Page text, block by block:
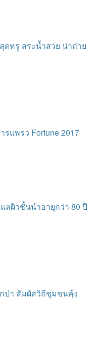
ดหรู สระน้ำสวย น่าถ่าย
รแพรว Fortune 2017
ลผิวชั้นนำอายุกว่า 80 ปี
ป่า สัมผัสวิถีชุมชนคุ้ง